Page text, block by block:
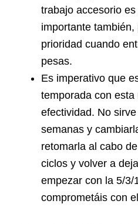
trabajo accesorio
importante
prioridad cuando
pesas.
Es imperativo que
temporada con
efectividad. No
semanas y
retomarla al cabo
ciclos y volver a
empezar con la 5/3/
comprometáis con